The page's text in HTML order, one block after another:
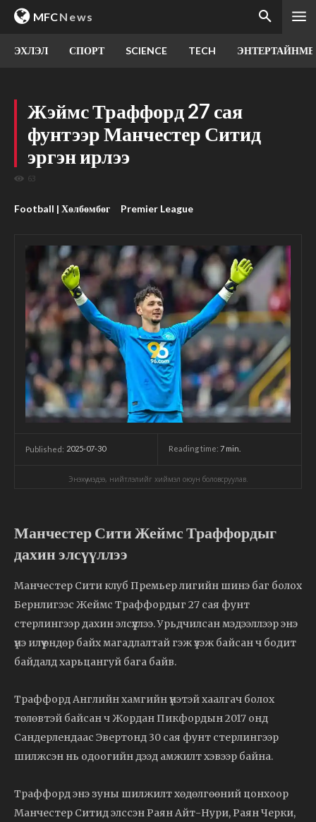
MFCNews
ЭХЛЭЛ СПОРТ SCIENCE TECH
Жэймс Траффорд 27 сая
фунтээр Манчестер Ситид
эргэн ирлээ
63
Football | Хөлбөмбөг Premier League
Published: 2025-07-30 Reading time: 7 min.
Энэхүү мэдээ, нийтлэлийг хиймэл оюун боловсруулав.
Манчестер Сити Жеймс Траффордыг
дахин элсүүллээ
Манчестер Сити клуб Премьер лигийн шинэ баг болох
Бернлигээс Жеймс Траффордыг 27 сая фунт
стерлингээр дахин элсүүллээ. Урьдчилсан мэдээллээр энэ
үнэ илүү өндөр байх магадлалтай гэж үзэж байсан ч бодит
байдалд харьцангуй бага байв.
Траффорд Английн хамгийн үнэтэй хаалгач болох
төлөвтэй байсан ч Жордан Пикфордын 2017 онд
Сандерлендаас Эвертонд 30 сая фунт стерлингээр
шилжсэн нь одоогийн дээд амжилт хэвээр байна.
Траффорд энэ зуны шилжилт хөдөлгөөний цонхоор
Манчестер Ситид элссэн Раян Айт-Нури, Раян Черки,